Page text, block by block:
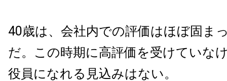
40歳は、会社内での評価はほぼ固ま
だ。この時期に高評価を受けていな
役員になれる見込みはない。